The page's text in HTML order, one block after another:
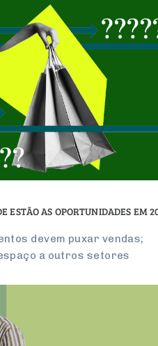
ESTÃO AS OPORTUNIDADES EM
devem puxar vendas;
a outros setores